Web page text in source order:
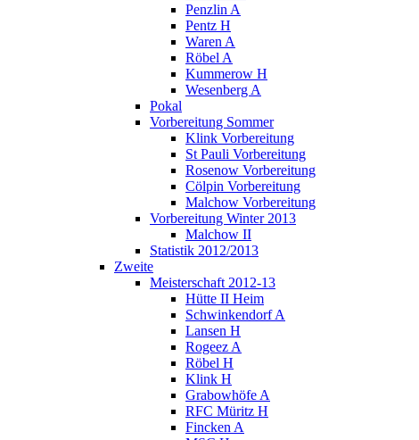
Penzlin A
Pentz H
Waren A
Röbel A
Kummerow H
Wesenberg A
Pokal
Vorbereitung Sommer
Klink Vorbereitung
St Pauli Vorbereitung
Rosenow Vorbereitung
Cölpin Vorbereitung
Malchow Vorbereitung
Vorbereitung Winter 2013
Malchow II
Statistik 2012/2013
Zweite
Meisterschaft 2012-13
Hütte II Heim
Schwinkendorf A
Lansen H
Rogeez A
Röbel H
Klink H
Grabowhöfe A
RFC Müritz H
Fincken A